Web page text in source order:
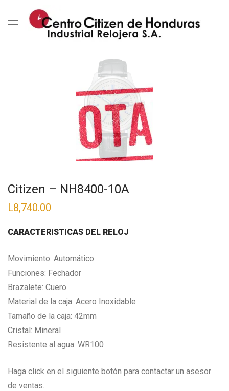
Citizen – NH8400-10A
L8,740.00
CARACTERISTICAS DEL RELOJ
Movimiento: Automático
Funciones: Fechador
Brazalete: Cuero
Material de la caja: Acero Inoxidable
Tamaño de la caja: 42mm
Cristal: Mineral
Resistente al agua: WR100
Haga click en el siguiente botón para contactar un asesor
de ventas.